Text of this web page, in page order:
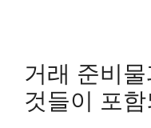
거래 준비
것들이 포